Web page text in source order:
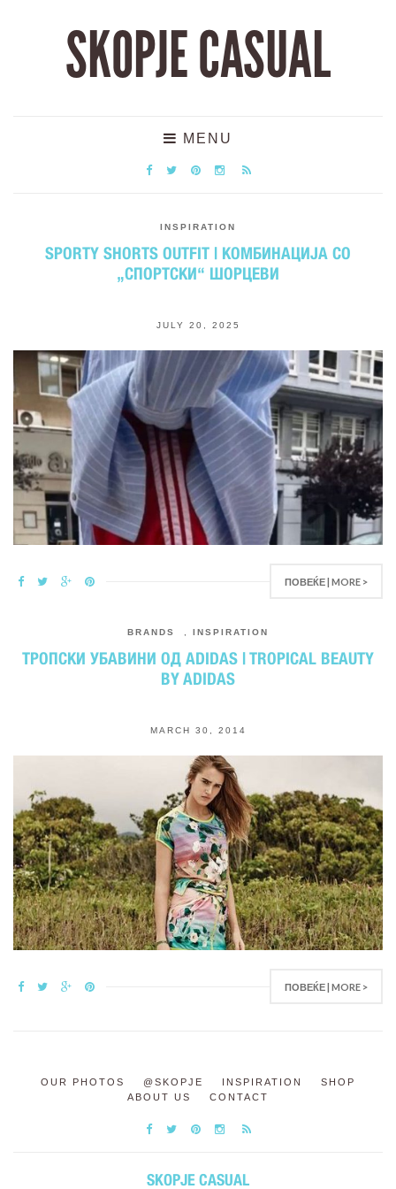
SKOPJE CASUAL
MENU
INSPIRATION
SPORTY SHORTS OUTFIT | КОМБИНАЦИЈА СО
„СПОРТСКИ“ ШОРЦЕВИ
JULY 20, 2025
ПОВЕЌЕ | MORE >
BRANDS INSPIRATION
ТРОПСКИ УБАВИНИ ОД ADIDAS | TROPICAL BEAUTY
BY ADIDAS
MARCH 30, 2014
ПОВЕЌЕ | MORE >
OUR PHOTOS @SKOPJE INSPIRATION
SHOP
ABOUT US
CONTACT
SKOPJE CASUAL